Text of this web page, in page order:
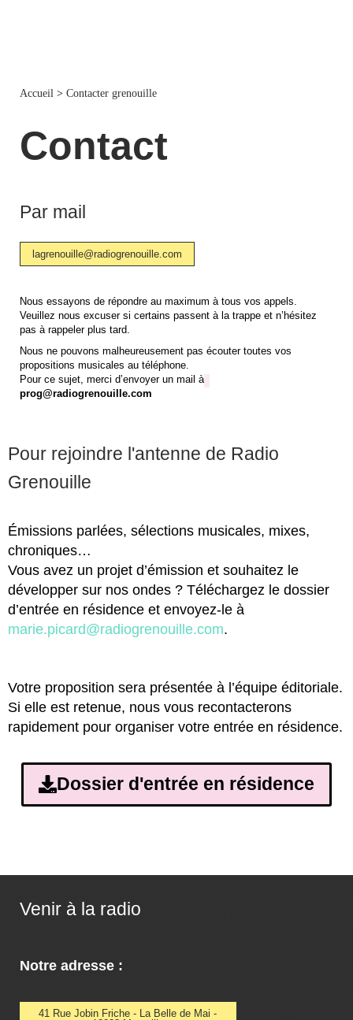
Accueil > Contacter grenouille
Contact
Par mail
lagrenouille@radiogrenouille.com
Nous essayons de répondre au maximum à tous vos appels.
Veuillez nous excuser si certains passent à la trappe et n’hésitez
pas à rappeler plus tard.
Nous ne pouvons malheureusement pas écouter toutes vos
propositions musicales au téléphone.
Pour ce sujet, merci d’envoyer un mail à
prog@radiogrenouille.com
Pour rejoindre l'antenne de Radio
Grenouille
Émissions parlées, sélections musicales, mixes,
chroniques…
Vous avez un projet d’émission et souhaitez le
développer sur nos ondes ? Téléchargez le dossier
d’entrée en résidence et envoyez-le à
marie.picard@radiogrenouille.com.
Votre proposition sera présentée à l’équipe éditoriale.
Si elle est retenue, nous vous recontacterons
rapidement pour organiser votre entrée en résidence.
Dossier d'entrée en résidence
Venir à la radio
Notre adresse :
41 Rue Jobin Friche - La Belle de Mai -